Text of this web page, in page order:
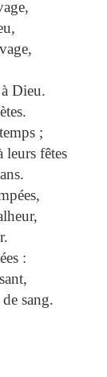
Dieu.
;
leurs fêtes
:
sang.